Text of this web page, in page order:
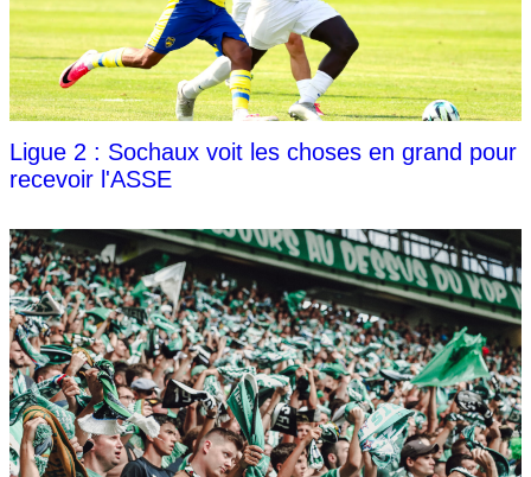
Ligue 2 : Sochaux voit les choses en grand pour
recevoir l'ASSE